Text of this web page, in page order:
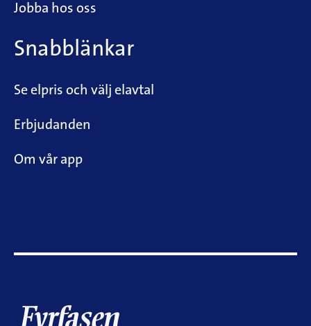
Jobba hos oss
Snabblänkar
Se elpris och välj elavtal
Erbjudanden
Om vår app